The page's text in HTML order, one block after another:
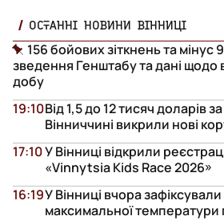
ОСТАННІ НОВИНИ ВІННИЦІ
156 бойових зіткнень та мінус
зведення Генштабу та дані щодо
добу
Від 1,5 до 12 тисяч доларів
Вінниччині викрили нові
19:10
У Вінниці відкрили
«Vinnytsia Kids Race 2026»
17:10
У Вінниці вчора
максимальної температури
16:19